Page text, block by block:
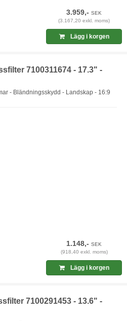
3.959,-SEK
(3.167,20 exkl. moms)
Lägg i korgen
7100311674 - 17.3" -
- Bländningsskydd - Landskap - 16:9
1.148,-SEK
(918,40 exkl. moms)
Lägg i korgen
7100291453 - 13.6" -